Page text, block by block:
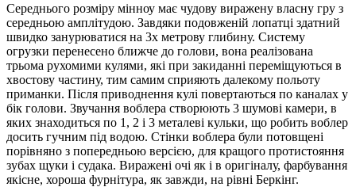
Середнього розміру мінноу має чудову виражену власну гру з
середньою амплітудою. Завдяки подовженій лопатці здатний
швидко занурюватися на 3х метрову глибину. Систему
огрузки перенесено ближче до голови, вона реалізована
трьома рухомими кулями, які при закиданні переміщуються в
хвостову частину, тим самим сприяють далекому польоту
приманки. Після приводнення кулі повертаються по каналах у
бік голови. Звучання воблера створюють 3 шумові камери, в
яких знаходиться по 1, 2 і 3 металеві кульки, що робить воблер
досить гучним під водою. Стінки воблера були потовщені
порівняно з попередньою версією, для кращого протистояння
зубах щуки і судака. Виражені очі як і в оригіналу, фарбування
якісне, хороша фурнітура, як завжди, на рівні Беркінг.